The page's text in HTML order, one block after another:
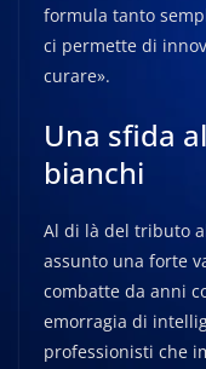
formula tanto
ci permette di
curare».
Una sfida
bianchi
Al di là del tributo
assunto una forte
combatte da anni
emorragia di
professionisti che